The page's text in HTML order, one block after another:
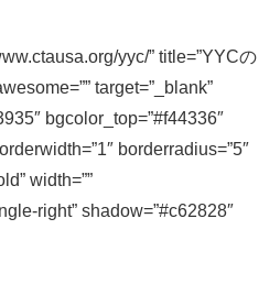
yyc/” title=”YYCの
target=”_blank”
bgcolor_top=”#f44336″
borderradius=”5″
width=””
right” shadow=”#c62828″